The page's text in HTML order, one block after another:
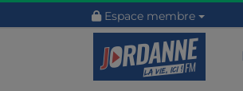
Espace membre